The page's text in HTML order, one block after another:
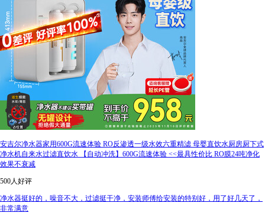
安吉尔净水器家用600G流速体验 RO反渗透一级水效六重精滤 母婴直饮水厨房厨下式
净水机自来水过滤直饮水 【自动冲洗】600G流速体验 <<最具性价比 RO膜24吨净化
效果不衰减
500人好评
净水器挺好的，噪音不大，过滤挺干净，安装师傅给安装的特别好，用了好几天了，
非常满意